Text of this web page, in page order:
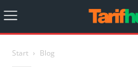
Start Blog